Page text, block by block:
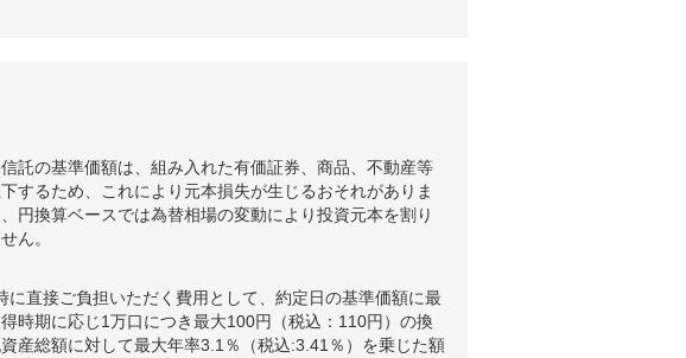
託の基準価額は、組み入れた有価証券、商品、不動産等
するため、これにより元本損失が生じるおそれがありま
円換算ベースでは為替相場の変動により投資元本を割り
ん。
直接ご負担いただく費用として、約定日の基準価額に最
時期に応じ1万口につき最大100円（税込：110円）の換
産総額に対して最大年率3.1％（税込:3.41％）を乗じた額